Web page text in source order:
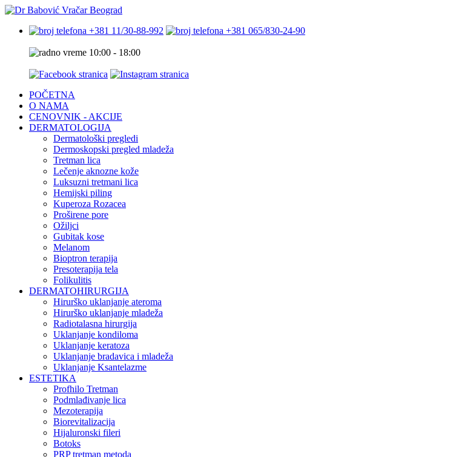
+381 11/30-88-992 +381 065/830-24-90
10:00 - 18:00
POČETNA
O NAMA
CENOVNIK - AKCIJE
DERMATOLOGIJA
Dermatološki pregledi
Dermoskopski pregled mladeža
Tretman lica
Lečenje aknozne kože
Luksuzni tretmani lica
Hemijski piling
Kuperoza Rozacea
Proširene pore
Ožiljci
Gubitak kose
Melanom
Bioptron terapija
Presoterapija tela
Folikulitis
DERMATOHIRURGIJA
Hirurško uklanjanje ateroma
Hirurško uklanjanje mladeža
Radiotalasna hirurgija
Uklanjanje kondiloma
Uklanjanje keratoza
Uklanjanje bradavica i mladeža
Uklanjanje Ksantelazme
ESTETIKA
Profhilo Tretman
Podmlađivanje lica
Mezoterapija
Biorevitalizacija
Hijaluronski fileri
Botoks
PRP tretman metoda